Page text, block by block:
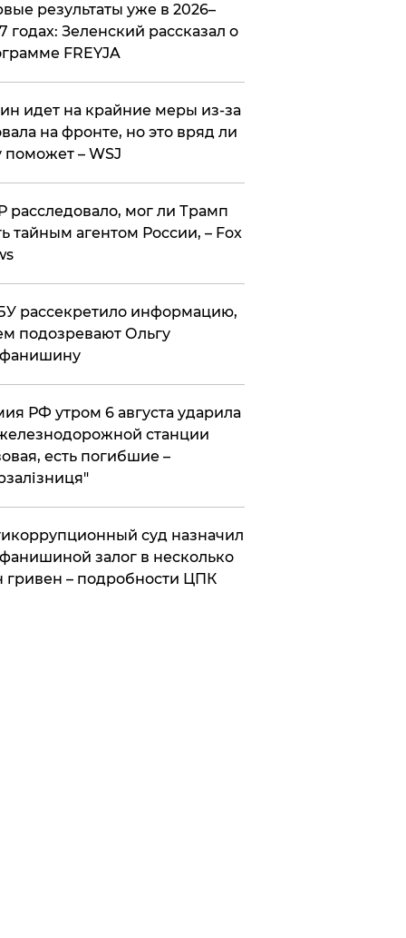
результаты уже в 2026–
годах: Зеленский рассказал о
FREYJA
идет на крайние меры из-за
на фронте, но это вряд ли
поможет – WSJ
расследовало, мог ли Трамп
тайным агентом России, – Fox
рассекретило информацию,
подозревают Ольгу
РФ утром 6 августа ударила
станции
есть погибшие –
суд назначил
залог в несколько
гривен – подробности ЦПК